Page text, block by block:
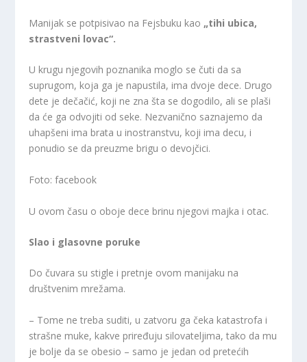
Manijak se potpisivao na Fejsbuku kao „tihi ubica,
strastveni lovac“.
U krugu njegovih poznanika moglo se čuti da sa
suprugom, koja ga je napustila, ima dvoje dece. Drugo
dete je dečačić, koji ne zna šta se dogodilo, ali se plaši
da će ga odvojiti od seke. Nezvanično saznajemo da
uhapšeni ima brata u inostranstvu, koji ima decu, i
ponudio se da preuzme brigu o devojčici.
Foto: facebook
U ovom času o oboje dece brinu njegovi majka i otac.
Slao i glasovne poruke
Do čuvara su stigle i pretnje ovom manijaku na
društvenim mrežama.
– Tome ne treba suditi, u zatvoru ga čeka katastrofa i
strašne muke, kakve priređuju silovateljima, tako da mu
je bolje da se obesio – samo je jedan od pretećih